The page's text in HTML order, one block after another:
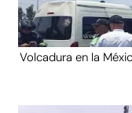
Volcadura en la